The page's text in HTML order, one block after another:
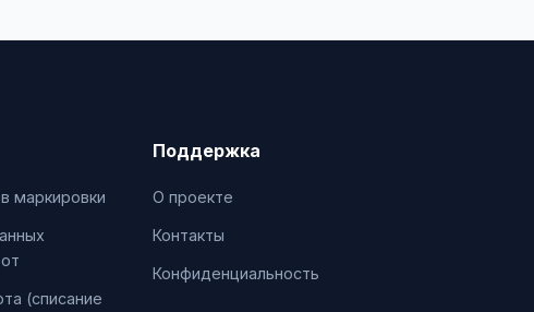
маркировки
(списание
Поддержка
О проекте
Контакты
Конфиденциальность